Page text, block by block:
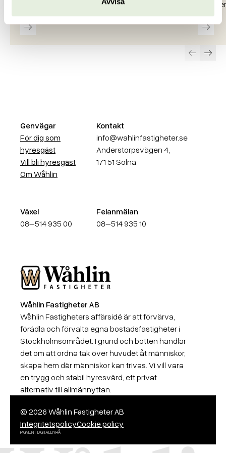
Läs mer
i
Läs
Föregående
Genvägar
För dig som
hyresgäst
Vill bli hyresgäst
Om Wåhlin
Kontakt
info@wahlinfastigheter.se
Anderstorpsvägen 4,
171 51 Solna
Växel
08–514 935 00
Felanmälan
08–514 935 10
Wåhlin Fastigheter AB
Wåhlin Fastigheter AB
Wåhlin Fastigheters affärsidé är att förvärva,
förädla och förvalta egna bostadsfastigheter i
Stockholmsområdet. I grund och botten handlar
det om att ordna tak över huvudet åt människor,
skapa hem där människor kan trivas. Vi vill vara
en trygg och stabil hyresvärd, ett privat
alternativ till allmännyttan.
© 2026 Wåhlin Fastigheter AB
IntegritetspolicyCookie policy
PIGMENT DIGITALBYRÅ